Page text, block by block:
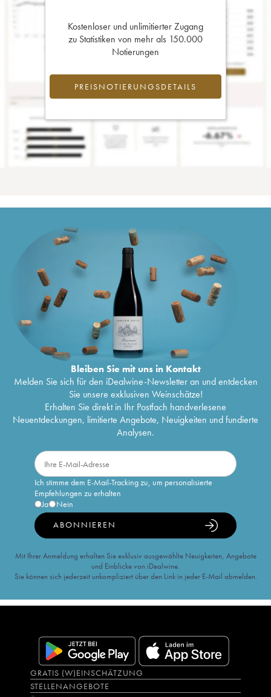
Kostenloser und unlimitierter Zugang
zu Statistiken von mehr als 150.000
Notierungen
PREISNOTIERUNGSDETAILS
Bleiben Sie mit uns in Kontakt
Melden Sie sich für den iDealwine-Newsletter an und entdecken
Sie unsere exklusiven Weinschätze!
Erhalten Sie direkt in Ihr Postfach handverlesene
Neuentdeckungen, limitierte Angebote, Neuigkeiten und fundierte
Analysen.
Ich stimme dem E-Mail-Tracking zu, um personalisierte
Empfehlungen zu erhalten
Ja
Nein
ABONNIEREN
Mit Ihrer Anmeldung erhalten Sie exklusiv ausgewählte Neuigkeiten, Angebote
und Einblicke von iDealwine.
Sie können sich jederzeit unkompliziert über den Link in jeder E-Mail abmelden.
GRATIS (W)EINSCHÄTZUNG
STELLENANGEBOTE